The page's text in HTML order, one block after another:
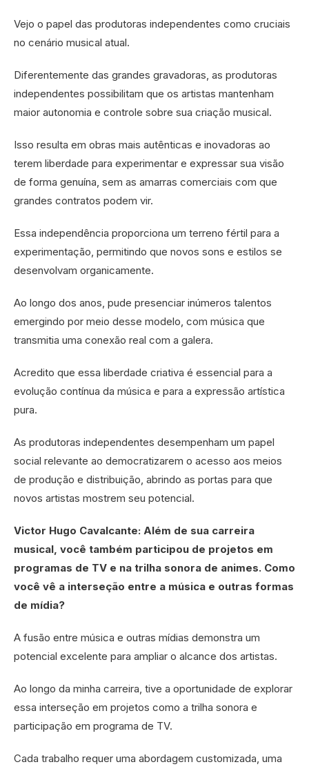
Vejo o papel das produtoras independentes como cruciais
no cenário musical atual.
Diferentemente das grandes gravadoras, as produtoras
independentes possibilitam que os artistas mantenham
maior autonomia e controle sobre sua criação musical.
Isso resulta em obras mais autênticas e inovadoras ao
terem liberdade para experimentar e expressar sua visão
de forma genuína, sem as amarras comerciais com que
grandes contratos podem vir.
Essa independência proporciona um terreno fértil para a
experimentação, permitindo que novos sons e estilos se
desenvolvam organicamente.
Ao longo dos anos, pude presenciar inúmeros talentos
emergindo por meio desse modelo, com música que
transmitia uma conexão real com a galera.
Acredito que essa liberdade criativa é essencial para a
evolução contínua da música e para a expressão artística
pura.
As produtoras independentes desempenham um papel
social relevante ao democratizarem o acesso aos meios
de produção e distribuição, abrindo as portas para que
novos artistas mostrem seu potencial.
Victor Hugo Cavalcante: Além de sua carreira
musical, você também participou de projetos em
programas de TV e na trilha sonora de animes. Como
você vê a interseção entre a música e outras formas
de mídia?
A fusão entre música e outras mídias demonstra um
potencial excelente para ampliar o alcance dos artistas.
Ao longo da minha carreira, tive a oportunidade de explorar
essa interseção em projetos como a trilha sonora e
participação em programa de TV.
Cada trabalho requer uma abordagem customizada, uma